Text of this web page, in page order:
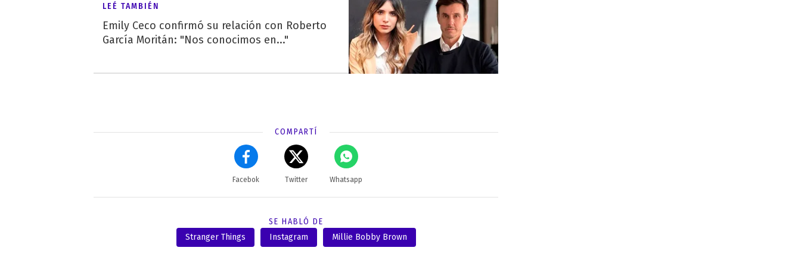
LEÉ TAMBIÉN
Emily Ceco confirmó su relación con Roberto
García Moritán: "Nos conocimos en..."
COMPARTÍ
Facebok Twitter Whatsapp
SE HABLÓ DE
Stranger Things
Instagram Millie Bobby Brown